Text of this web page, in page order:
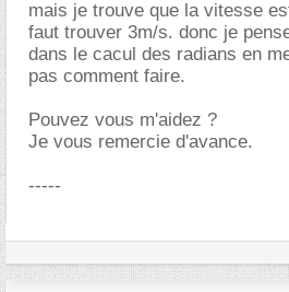
mais je trouve que la vitesse
faut trouver 3m/s. donc je
dans le cacul des radians en
pas comment faire.
Pouvez vous m'aidez ?
Je vous remercie d'avance.
-----